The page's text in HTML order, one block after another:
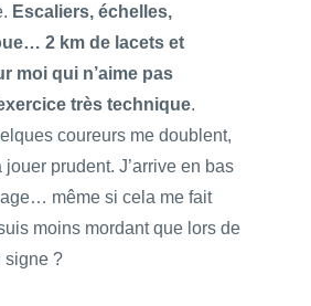
Escaliers, échelles,
2 km de lacets et
moi qui n’aime pas
très technique.
coureurs me doublent,
jouer prudent. J’arrive en bas
même si cela me fait
moins mordant que lors de
signe ?